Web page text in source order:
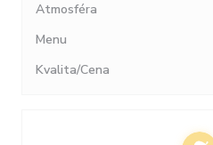
Atmosféra
Menu
Kvalita/Cena